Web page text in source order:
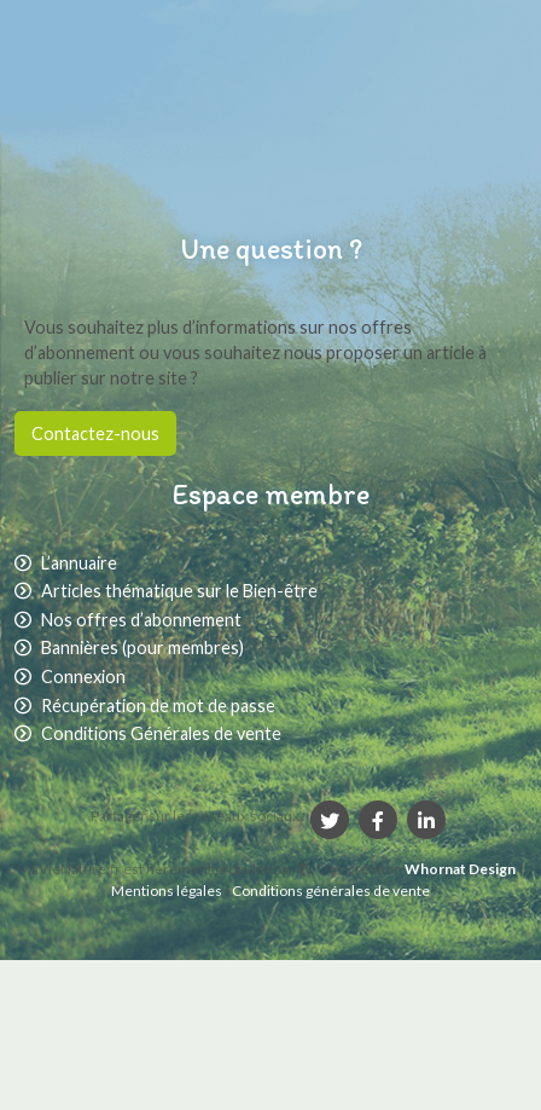
Une question ?
Vous souhaitez plus d’informations sur nos offres
d’abonnement ou vous souhaitez nous proposer un article à
publier sur notre site ?
Contactez-nous
Espace membre
L’annuaire
Articles thématique sur le Bien-être
Nos offres d’abonnement
Bannières (pour membres)
Connexion
Récupération de mot de passe
Conditions Générales de vente
Partager sur les réseaux sociaux :
MaVieNature.frest fièrement propulsé par . Une créationWhornat Design|
Mentions légales Conditions générales de vente